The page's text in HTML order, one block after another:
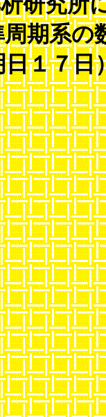
期系の
１７日